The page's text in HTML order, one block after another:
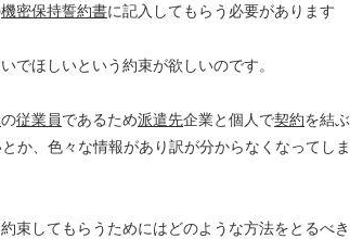
機密保持誓約書に記入してもらう必要があります
でほしいという約束が欲しいのです。
の従業員であるため派遣先企業と個人で契約を結ぶ
か、色々な情報があり訳が分からなくなってしま
束してもらうためにはどのような方法をとるべき
税務経理
企業法務
総務の給湯室